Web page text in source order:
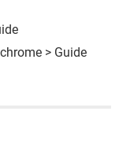
> Guide